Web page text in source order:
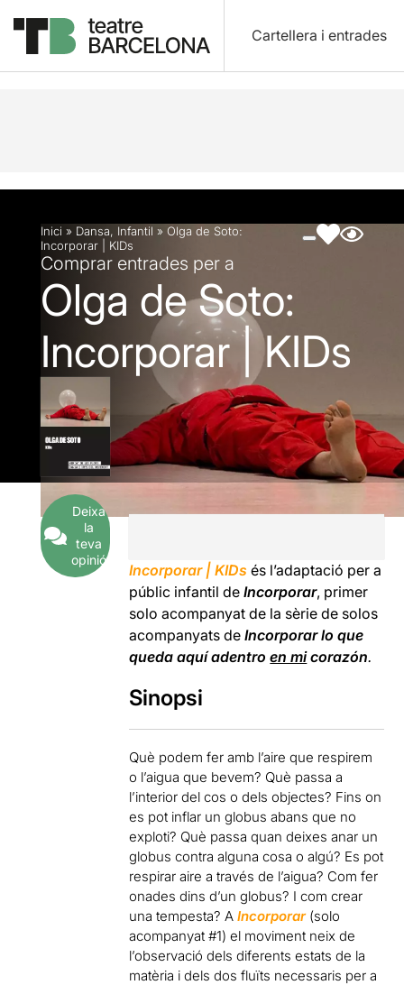
Cartellera i entrades
Descripció Fitxa artística Fotos i vídeos
Inici » Dansa, Infantil » Olga de Soto:
Incorporar | KIDs
Comprar entrades per a
Olga de Soto:
Incorporar | KIDs
Deixa
la
teva
opinió
Incorporar | KIDs és l’adaptació per a
públic infantil deIncorporar, primer
solo acompanyat de la sèrie de solos
acompanyats deIncorporarlo que
queda aquí adentroen micorazón.
Sinopsi
Què podem fer amb l’aire que respirem
o l’aigua que bevem? Què passa a
l’interior del cos o dels objectes? Fins on
es pot inflar un globus abans que no
exploti? Què passa quan deixes anar un
globus contra alguna cosa o algú? Es pot
respirar aire a través de l’aigua? Com fer
onades dins d’un globus? I com crear
una tempesta? AIncorporar(solo
acompanyat #1) el moviment neix de
l’observació dels diferents estats de la
matèria i dels dos fluïts necessaris per a